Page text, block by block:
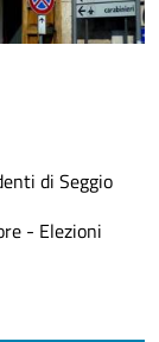
di Seggio
- Elezioni